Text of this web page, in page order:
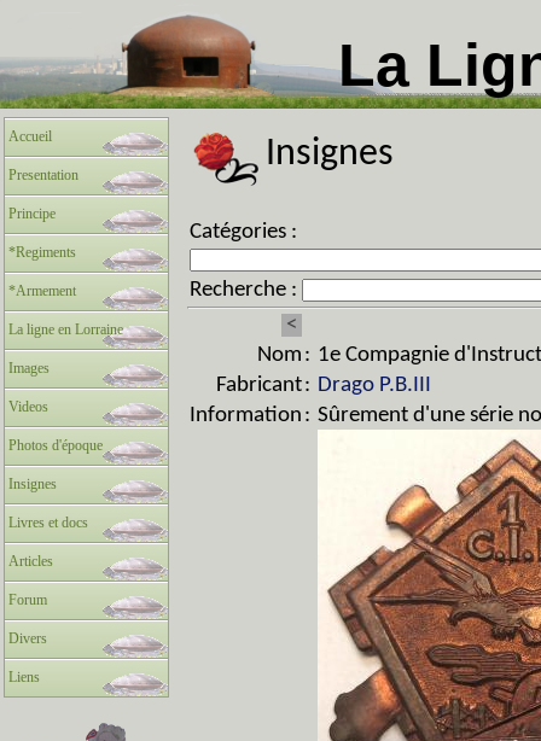
La
Accueil
Presentation
Principe
*Regiments
*Armement
La ligne en Lorraine
Images
Videos
Photos d'époque
Insignes
Livres et docs
Articles
Forum
Divers
Liens
Insignes
Catégories :
Recherche :
<
Nom : 1e Compagnie
Fabricant: Drago P.B.III
Information : Sûrement d'une série